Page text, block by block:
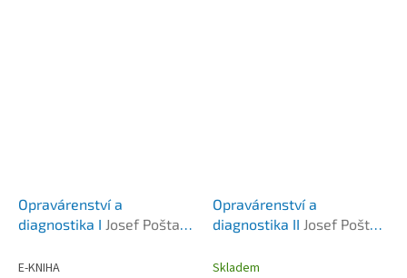
Opravárenství a
diagnostika I Josef Pošta a
E-KNIHA
Opravárenství a
diagnostika II Josef Pošta
Skladem